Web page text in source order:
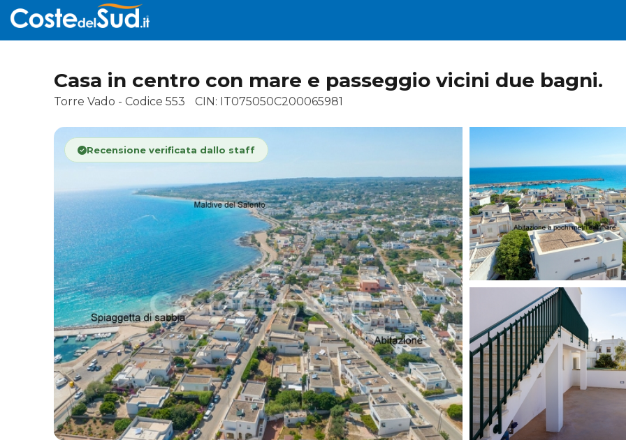
Casa in centro con mare e passeggio vicini due bagni.
Torre Vado - Codice 553 CIN: IT075050C200065981
Recensione verificata dallo staff